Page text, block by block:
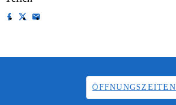
ÖFFNUNGSZEITEN